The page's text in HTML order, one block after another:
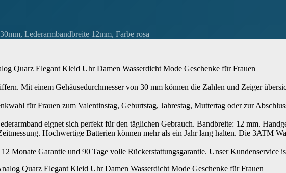
Lederarmbandbreite 12mm, Farbe rosa
Quarz Elegant Kleid Uhr Damen Wasserdicht Mode Geschenke für Frauen
Mit einem Gehäusedurchmesser von 30 mm können die Zahlen und Zeiger
für Frauen zum Valentinstag, Geburtstag, Jahrestag, Muttertag oder zur
eignet sich perfekt für den täglichen Gebrauch. Bandbreite: 12 mm.
Hochwertige Batterien können mehr als ein Jahr lang halten. Die 3ATM
Monate Garantie und 90 Tage volle Rückerstattungsgarantie. Unser Kundenservice